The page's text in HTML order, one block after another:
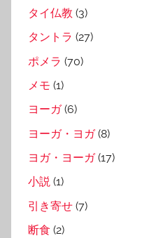
タイ仏教 (3)
タントラ (27)
ポメラ (70)
メモ (1)
ヨーガ(6)
ヨーガ・ヨガ(8)
ヨガ・ヨーガ(17)
小説 (1)
引き寄せ (7)
断食 (2)